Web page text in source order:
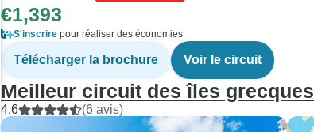
€1,393
S'inscrire pour réaliser des économies
Télécharger la brochure Voir le circuit
Meilleur circuit des îles
4.6 (6 avis)